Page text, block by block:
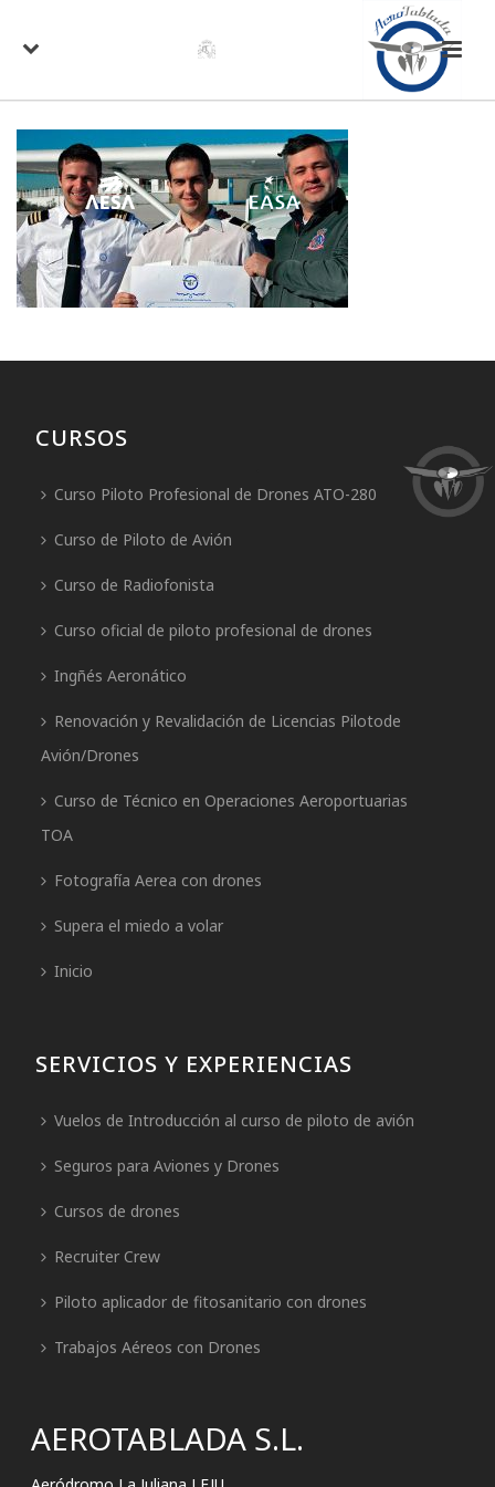
CURSOS
Curso Piloto Profesional de Drones ATO-280
Curso de Piloto de Avión
Curso de Radiofonista
Curso oficial de piloto profesional de drones
Ingñés Aeronático
Renovación y Revalidación de Licencias Pilotode
Avión/Drones
Curso de Técnico en Operaciones Aeroportuarias
TOA
Fotografía Aerea con drones
Supera el miedo a volar
Inicio
SERVICIOS Y EXPERIENCIAS
Vuelos de Introducción al curso de piloto de avión
Seguros para Aviones y Drones
Cursos de drones
Recruiter Crew
Piloto aplicador de fitosanitario con drones
Trabajos Aéreos con Drones
AEROTABLADA S.L.